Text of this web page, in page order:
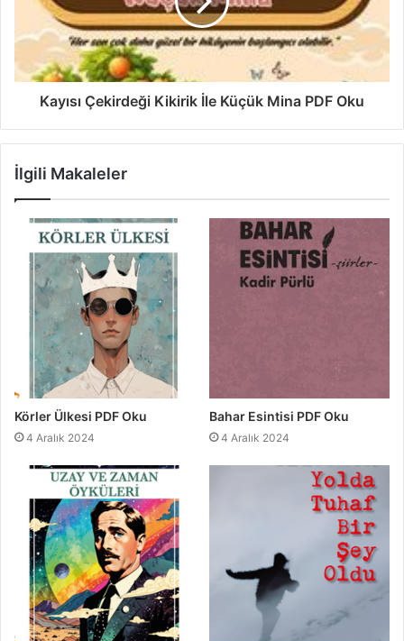
Kayısı Çekirdeği Kikirik İle Küçük Mina PDF Oku
İlgili Makaleler
Körler Ülkesi PDF Oku
4 Aralık 2024
Bahar Esintisi PDF Oku
4 Aralık 2024